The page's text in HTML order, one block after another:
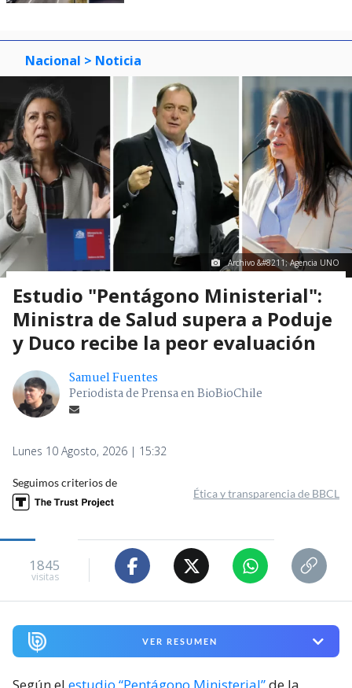
Nacional > Noticia
Archivo &#8211; Agencia UNO
Estudio "Pentágono Ministerial":
Ministra de Salud supera a Poduje
y Duco recibe la peor evaluación
Samuel Fuentes
Periodista de Prensa en BioBioChile
Lunes 10 Agosto, 2026 | 15:32
Seguimos criterios de
Ética y transparencia de BBCL
1845
visitas
VER RESUMEN